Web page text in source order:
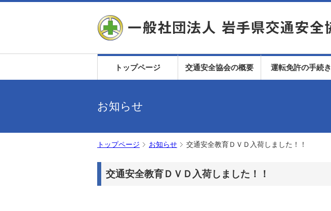
トップページ 交通安全協会の概要 運転免許の手続き
お知らせ
トップページ お知らせ 交通安全教育ＤＶＤ入荷しました！！
交通安全教育ＤＶＤ入荷しました！！